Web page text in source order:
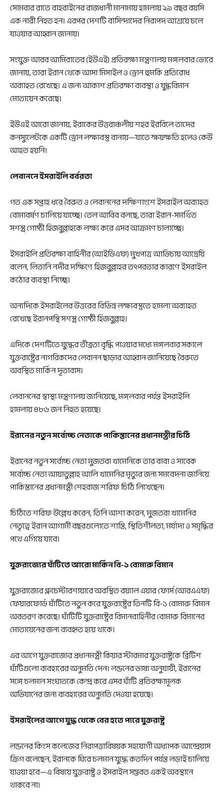
সোমবার রাতে বাহরাইনের রাজধানী মানামায় হামলায় ২৯ বছর বয়সি
এক নারী নিহত হন। এরপর দেশটি বাসিন্দাদের নিরাপদ আশ্রয়ে চলে
যাওয়ার আহ্বান জানায়।
সংযুক্ত আরব আমিরাতের (ইউএই) প্রতিরক্ষা মন্ত্রণালয় মঙ্গলবার ভোরে
জানায়, তারা ইরান থেকে আসা মিসাইল ও ড্রোন হুমকি প্রতিরোধ
অব্যাহত রেখেছে। এ জন্য আকাশ প্রতিরক্ষা ব্যবস্থা ও যুদ্ধবিমান
মোতায়েন করেছে।
ইউএই আরো জানায়, ইরাকের উত্তরাঞ্চলীয় শহর ইরবিলে তাদের
কনস্যুলেটকে একটি ড্রোন লক্ষ্যবস্তু বানায়—যাতে ক্ষয়ক্ষতি হলেও কেউ
আহত হয়নি।
লেবাননে ইসরাইলি বর্বরতা
গত এক সপ্তাহ ধরে বৈরুত ও লেবাননের দক্ষিণাংশে ইসরাইল অব্যাহত
বোমাবর্ষণ চালিয়ে যাচ্ছে। তেল আবিব বলছে, তারা ইরান-সমর্থিত
সশস্ত্র গোষ্ঠী হিজবুল্লাহকে লক্ষ্য করে এসব আক্রমণ চালাচ্ছে।
ইসরাইলি প্রতিরক্ষা বাহিনীর (আইডিএফ) মুখপাত্র আভিচায় আদ্রেয়ি
বলেন, লিতানি নদীর দক্ষিণে হিজবুল্লাহর তৎপরতার কারণে ইসরাইল
কঠোর ব্যবস্থা নিচ্ছে।
অন্যদিকে ইসরাইলের উত্তরের বিভিন্ন লক্ষ্যবস্তুতে হামলা অব্যাহত
রেখেছে ইরানপন্থি সশস্ত্র গোষ্ঠী হিজবুল্লাহ।
এদিকে দেশটিতে যুদ্ধের তীব্রতা বৃদ্ধি পাওয়ার মধ্যে মঙ্গলবার সকালে
যুক্তরাষ্ট্রের নাগরিকদের লেবানন ছাড়ার আহ্বান জানিয়েছে বৈরুতে
অবস্থিত মার্কিন দূতাবাস।
লেবাননের স্বাস্থ্য মন্ত্রণালয় জানিয়েছে, মঙ্গলবার পর্যন্ত ইসরাইলি
হামলায় ৪৮৬ জন নিহত হয়েছে।
ইরানের নতুন সর্বোচ্চ নেতাকে পাকিস্তানের প্রধানমন্ত্রীর চিঠি
ইরানের নতুন সর্বোচ্চ নেতা মুজতবা খামেনিকে তার বাবা ও সাবেক
সর্বোচ্চ নেতা আয়াতুল্লাহ আলি খামেনির মৃত্যুর জন্য সমবেদনা জানিয়ে
পাকিস্তানের প্রধানমন্ত্রী শেহবাজ শরিফ চিঠি লিখেছেন।
চিঠিতে শরিফ উল্লেখ করেন, তিনি আশা করেন, মুজতবা খামেনির
নেতৃত্বে ইরান আগামী বছরগুলোতে শান্তি, স্থিতিশীলতা, মর্যাদা ও সমৃদ্ধির
পথে এগিয়ে যাবে।
যুক্তরাজ্যের ঘাঁটিতে আরো মার্কিন বি-১ বোমারু বিমান
যুক্তরাজ্যের গ্লুচেস্টারশায়ারে অবস্থিত রয়্যাল এয়ার ফোর্স (আরএএফ)
ফেয়ারফোর্ড ঘাঁটিতে নতুন করে যুক্তরাষ্ট্রের তিনটি বি-১ বোমারু বিমান
অবতরণ করেছে। ঘাঁটিটি যুক্তরাষ্ট্রের বিমানবাহিনীর বোমারু বিমানের
মোতায়েনের জন্য ব্যবহৃত হয়ে থাকে।
এর আগে যুক্তরাজ্যের প্রধানমন্ত্রী কিয়ার স্টারমার যুক্তরাষ্ট্রকে ব্রিটিশ
ঘাঁটিগুলো ব্যবহারের অনুমতি দেন। লন্ডনের ভাষ্য অনুযায়ী, ইরানের
সঙ্গে চলমান সংঘাতকে কেন্দ্র করে এসব ঘাঁটি প্রতিরক্ষামূলক
অভিযানের জন্য ব্যবহারের অনুমতি দেওয়া হয়েছে।
ইসরাইলের আগে যুদ্ধ থেকে বের হতে পারে যুক্তরাষ্ট্র
লন্ডনের কিংস কলেজের নিরাপত্তাবিষয়ক সহযোগী অধ্যাপক আন্দ্রেয়াস
ক্রিগ বলেছেন, ইরানকে ঘিরে চলমান যুদ্ধে কতদিন পর্যন্ত লড়াই চালিয়ে
যাওয়া হবে—এ বিষয়ে যুক্তরাষ্ট্র ও ইসরাইল সম্ভবত একই অবস্থানে
থাকবে না।